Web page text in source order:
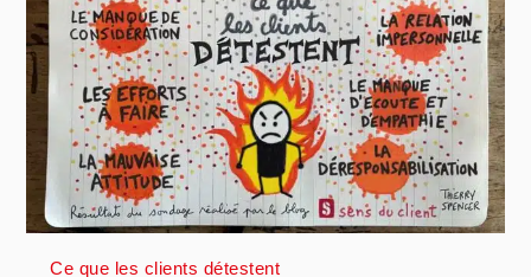
Ce que les clients détestent